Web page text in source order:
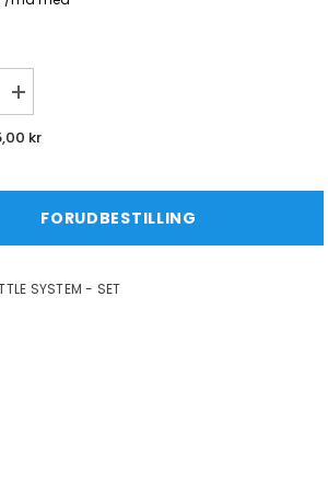
Øg
mængde
forkr
FORUDBESTILLING
SYSTEM - SET